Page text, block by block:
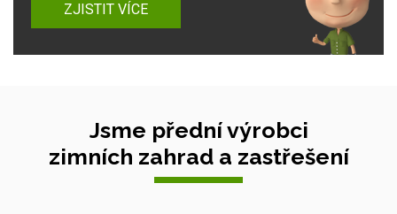
ZJISTIT VÍCE
Jsme přední výrobci
zimních zahrad a zastřešení